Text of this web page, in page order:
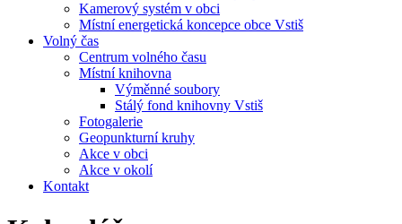
Kamerový systém v obci
Místní energetická koncepce obce Vstiš
Volný čas
Centrum volného času
Místní knihovna
Výměnné soubory
Stálý fond knihovny Vstiš
Fotogalerie
Geopunkturní kruhy
Akce v obci
Akce v okolí
Kontakt